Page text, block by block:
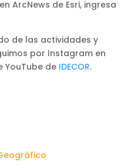
ArcNews de Esri, ingresa
de las actividades y
por Instagram en
YouTube de IDECOR.